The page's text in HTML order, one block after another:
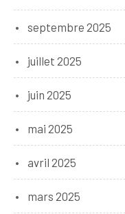
septembre 2025
juillet 2025
juin 2025
mai 2025
avril 2025
mars 2025